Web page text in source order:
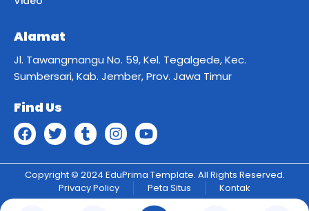
Alamat
Jl. Tawangmangu No. 59, Kel. Tegalgede, Kec.
Sumbersari, Kab. Jember, Prov. Jawa Timur
Find Us
Copyright © 2024 EduPrima Template. All Rights Reserved.
Privacy Policy
Peta Situs Kontak